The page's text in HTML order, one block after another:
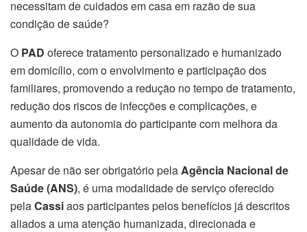
necessitam de cuidados em casa em razão de sua
condição de saúde?
O PAD oferece tratamento personalizado e humanizado
em domicílio, com o envolvimento e participação dos
familiares, promovendo a redução no tempo de tratamento,
redução dos riscos de infecções e complicações, e
aumento da autonomia do participante com melhora da
qualidade de vida.
Apesar de não ser obrigatório pelaAgência Nacional de
Saúde (ANS), é uma modalidade de serviço oferecido
pelaCassiaos participantes pelos benefícios já descritos
aliados a uma atenção humanizada, direcionada e